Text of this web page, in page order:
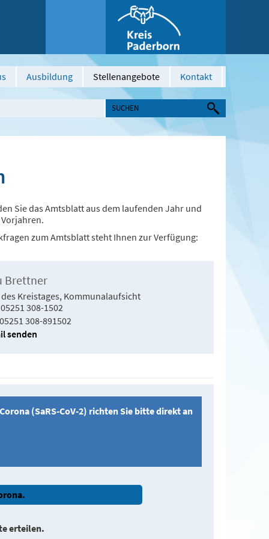
Ausbildung Stellenangebote Kontakt
Sie das Amtsblatt aus dem laufenden Jahr und
zum Amtsblatt steht Ihnen zur Verfügung:
Brettner
Kreistages, Kommunalaufsicht
05251 308-1502
05251 308-891502
senden
(SaRS-CoV-2) richten Sie bitte direkt an
erteilen.